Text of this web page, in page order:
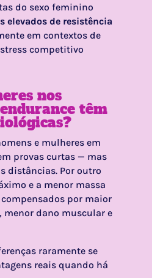
do sexo feminino
elevados de resistência
em contextos de
competitivo
nos
têm
e mulheres em
provas curtas — mas
distâncias. Por outro
e a menor massa
por maior
menor dano muscular e
raramente se
reais quando há